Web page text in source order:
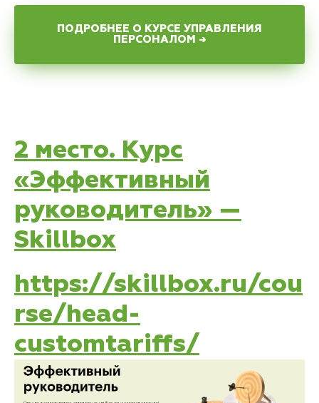
ПОДРОБНЕЕ О КУРСЕ УПРАВЛЕНИЯ
ПЕРСОНАЛОМ →
2 место. Курс
«Эффективный
руководитель» —
Skillbox
https://skillbox.ru/cou
rse/head-
customtariffs/